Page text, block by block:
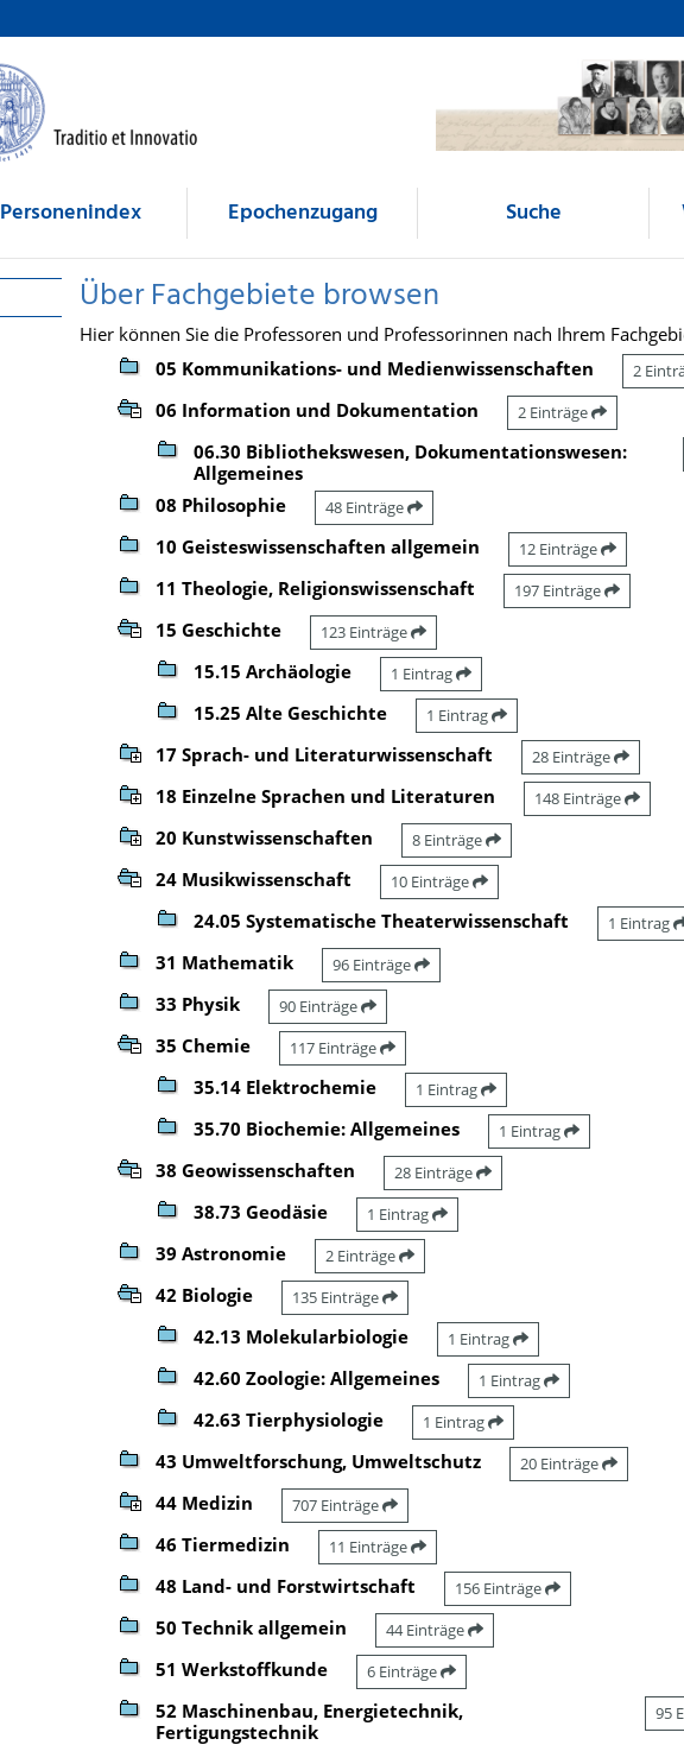
Personenindex Epochenzugang Suche
Über Fachgebiete browsen
Hier können Sie die Professoren und Professorinnen nach Ihrem
05 Kommunikations- und Medienwissenschaften
2
06 Information und Dokumentation 2 Einträge
06.30 Bibliothekswesen, Dokumentationswesen:
Allgemeines
08 Philosophie 48 Einträge
10 Geisteswissenschaften allgemein 12 Einträge
11 Theologie, Religionswissenschaft 197 Einträge
15 Geschichte 123 Einträge
15.15 Archäologie 1 Eintrag
15.25 Alte Geschichte 1 Eintrag
17 Sprach- und Literaturwissenschaft 28 Einträge
18 Einzelne Sprachen und Literaturen 148 Einträge
20 Kunstwissenschaften 8 Einträge
24 Musikwissenschaft 10 Einträge
24.05 Systematische Theaterwissenschaft 1 Eintrag
31 Mathematik 96 Einträge
33 Physik 90 Einträge
35 Chemie 117 Einträge
35.14 Elektrochemie 1 Eintrag
35.70 Biochemie: Allgemeines 1 Eintrag
38 Geowissenschaften 28 Einträge
38.73 Geodäsie 1 Eintrag
39 Astronomie 2 Einträge
42 Biologie 135 Einträge
42.13 Molekularbiologie 1 Eintrag
42.60 Zoologie: Allgemeines 1 Eintrag
42.63 Tierphysiologie 1 Eintrag
43 Umweltforschung, Umweltschutz 20 Einträge
44 Medizin 707 Einträge
46 Tiermedizin 11 Einträge
48 Land- und Forstwirtschaft 156 Einträge
50 Technik allgemein 44 Einträge
51 Werkstoffkunde 6 Einträge
52 Maschinenbau, Energietechnik,
Fertigungstechnik
95